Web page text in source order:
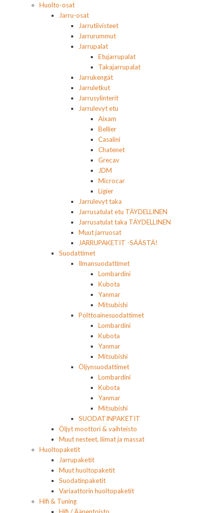
Huolto-osat
Jarru-osat
Jarrutiivisteet
Jarrurummut
Jarrupalat
Etujarrupalat
Takajarrupalat
Jarrukengät
Jarruletkut
Jarrusylinterit
Jarrulevyt etu
Aixam
Bellier
Casalini
Chatenet
Grecav
JDM
Microcar
Ligier
Jarrulevyt taka
Jarrusatulat etu TÄYDELLINEN
Jarrusatulat taka TÄYDELLINEN
Muut jarruosat
JARRUPAKETIT -SÄÄSTÄ!
Suodattimet
Ilmansuodattimet
Lombardini
Kubota
Yanmar
Mitsubishi
Polttoainesuodattimet
Lombardini
Kubota
Yanmar
Mitsubishi
Öljynsuodattimet
Lombardini
Kubota
Yanmar
Mitsubishi
SUODATINPAKETIT
Öljyt moottori & vaihteisto
Muut nesteet, liimat ja massat
Huoltopaketit
Jarrupaketit
Muut huoltopaketit
Suodatinpaketit
Variaattorin huoltopaketit
Hifi & Tuning
Hifi / Äänentoisto